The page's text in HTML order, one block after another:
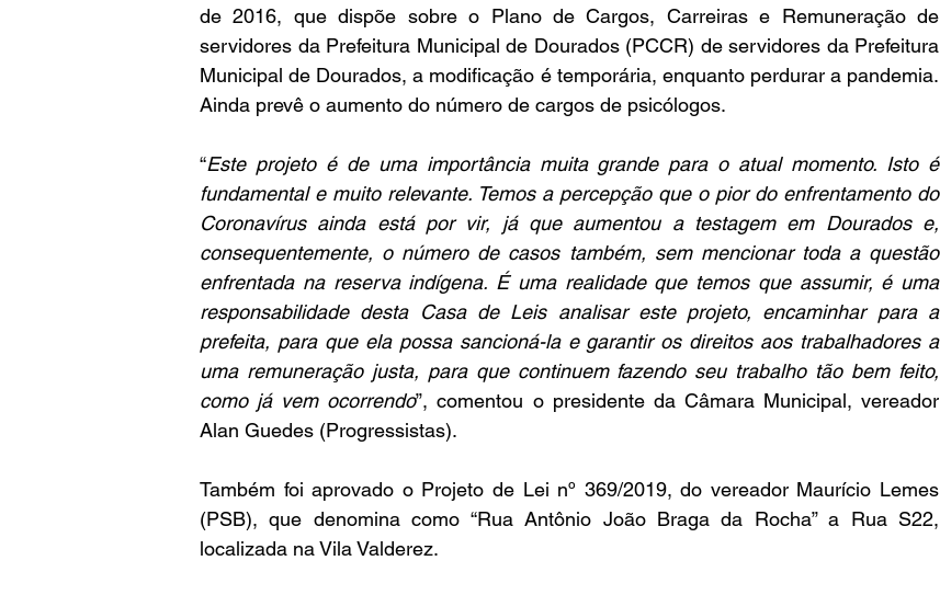
de 2016, que dispõe sobre o Plano de Cargos, Carreiras e Remuneração de
servidores da Prefeitura Municipal de Dourados (PCCR) de servidores da Prefeitura
Municipal de Dourados, a modificação é temporária, enquanto perdurar a pandemia.
Ainda prevê o aumento do número de cargos de psicólogos.
“Este projeto é de uma importância muita grande para o atual momento. Isto é
fundamental e muito relevante. Temos a percepção que o pior do enfrentamento do
Coronavírus ainda está por vir, já que aumentou a testagem em Dourados e,
consequentemente, o número de casos também, sem mencionar toda a questão
enfrentada na reserva indígena. É uma realidade que temos que assumir, é uma
responsabilidade desta Casa de Leis analisar este projeto, encaminhar para a
prefeita, para que ela possa sancioná-la e garantir os direitos aos trabalhadores a
uma remuneração justa, para que continuem fazendo seu trabalho tão bem feito,
como já vem ocorrendo”, comentou o presidente da Câmara Municipal, vereador
Alan Guedes (Progressistas).
Também foi aprovado o Projeto de Lei nº 369/2019, do vereador Maurício Lemes
(PSB), que denomina como “Rua Antônio João Braga da Rocha” a Rua S22,
localizada na Vila Valderez.